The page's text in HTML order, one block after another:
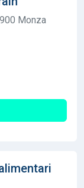
Monza